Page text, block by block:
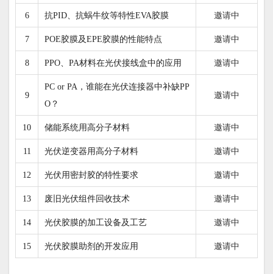
6 抗PID、抗蜗牛纹等特性EVA胶膜 邀请中
7 POE胶膜及EPE胶膜的性能特点 邀请中
8 PPO、PA材料在光伏接线盒中的应用 邀请中
9
PC or PA，谁能在光伏连接器中补缺PP
O？
邀请中
10 储能系统用高分子材料 邀请中
11 光伏逆变器用高分子材料 邀请中
12 光伏用密封胶的特性要求 邀请中
13 废旧光伏组件回收技术 邀请中
14 光伏胶膜的加工设备及工艺 邀请中
15 光伏胶膜助剂的开发应用 邀请中